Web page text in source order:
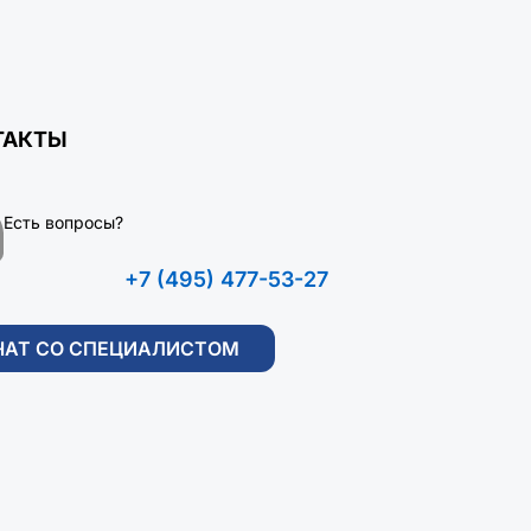
Есть вопросы?
+7 (495) 477-53-27
СО СПЕЦИАЛИСТОМ